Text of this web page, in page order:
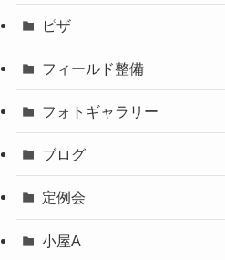
ピザ
フィールド整備
フォトギャラリー
ブログ
定例会
小屋A